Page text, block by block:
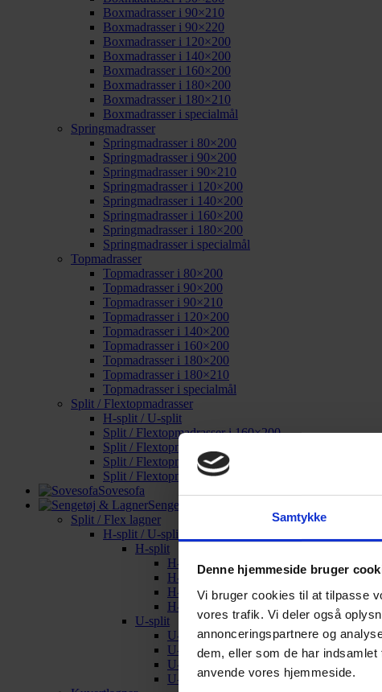
Samtykke
Denne hjemmeside bruger
Vi bruger cookies til at tilpasse
vores trafik. Vi deler også
annonceringspartnere og
dem, eller som de har
anvende vores hjemmeside.
Boxmadrasser i 90×210
Boxmadrasser i 90×220
Boxmadrasser i 120×200
Boxmadrasser i 140×200
Boxmadrasser i 160×200
Boxmadrasser i 180×200
Boxmadrasser i 180×210
Boxmadrasser i specialmål
Springmadrasser
Springmadrasser i 80×200
Springmadrasser i 90×200
Springmadrasser i 90×210
Springmadrasser i 120×200
Springmadrasser i 140×200
Springmadrasser i 160×200
Springmadrasser i 180×200
Springmadrasser i specialmål
Topmadrasser
Topmadrasser i 80×200
Topmadrasser i 90×200
Topmadrasser i 90×210
Topmadrasser i 120×200
Topmadrasser i 140×200
Topmadrasser i 160×200
Topmadrasser i 180×200
Topmadrasser i 180×210
Topmadrasser i specialmål
Split / Flextopmadrasser
H-split / U-split
Split / Flextopmadrasser i 160×200
Split / Flextopmadrasser i 180×200
Split / Flextopmadrasser i 180×210
Split / Flextopmadrasser i specialmål
Sovesofa
Sengetøj & Lagner
Split / Flex lagner
H-split / U-split
H-split
H-split i 160×200
H-split i 180×200
H-split i 180×210
H-split i specialmål
U-split
U-split i 160×200
U-split i 180×200
U-split i 180×210
U-split i specialmål